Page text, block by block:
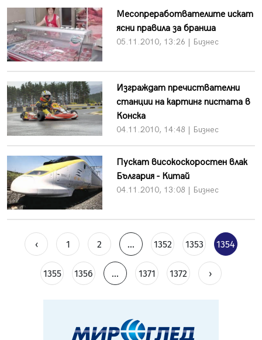
Месопреработвателите искат
ясни правила за бранша
05.11.2010, 13:26 | Бизнес
Изграждат пречиствателни
станции на картинг пистата в
Конска
04.11.2010, 14:48 | Бизнес
Пускат високоскоростен влак
България - Китай
04.11.2010, 13:08 | Бизнес
‹ 1 2 ... 1352 1353 1354
1355 1356 ... 1371 1372 ›